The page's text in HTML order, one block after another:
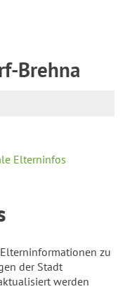
Brehna
Elterninfos
zu
der Stadt
werden